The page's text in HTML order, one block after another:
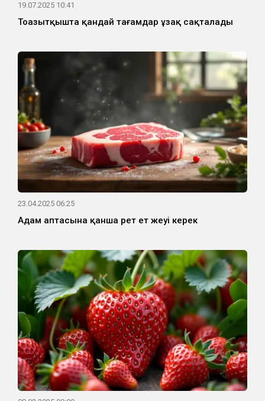
19.07.2025 10:41
Тоңазытқышта қандай тағамдар ұзақ сақталады
23.04.2025 06:25
Адам аптасына қанша рет ет жеуі керек